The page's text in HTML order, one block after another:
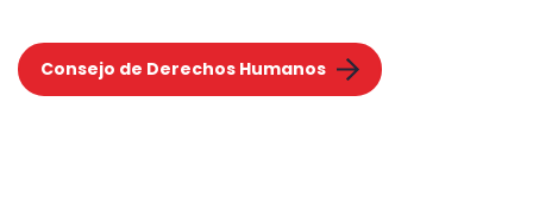
Consejo de Derechos Humanos